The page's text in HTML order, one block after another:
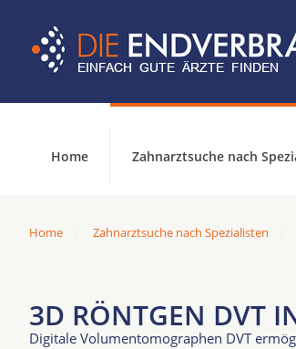
Home Zahnarztsuche nach
Home Zahnarztsuche nach Spezialisten
3D RÖNTGEN DVT
Digitale Volumentomographen DVT